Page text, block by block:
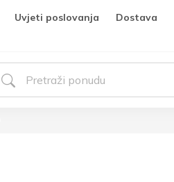
Uvjeti poslovanja Dostava